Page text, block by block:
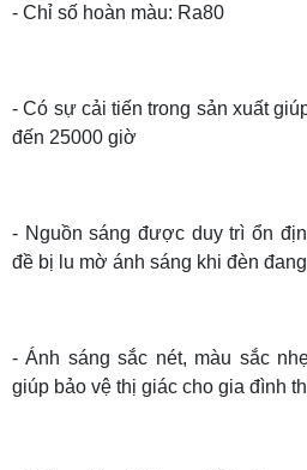
- Chỉ số hoàn màu: Ra80
- Có sự cải tiến trong sản xuất
đến 25000 giờ
- Nguồn sáng được duy trì ổn
đề bị lu mờ ánh sáng khi đèn
- Ánh sáng sắc nét, màu sắc
giúp bảo vệ thị giác cho gia đình